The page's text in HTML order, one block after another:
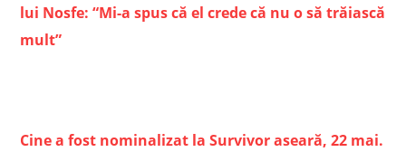
lui Nosfe: “Mi-a spus că el crede că nu o să trăiască
mult”
Cine a fost nominalizat la Survivor aseară, 22 mai.